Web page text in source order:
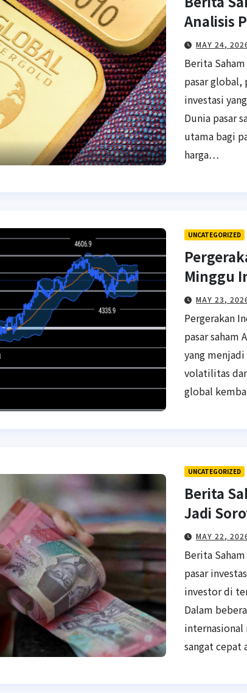
Analisis
MAY 24,
Berita
pasar global,
investasi
Dunia pasar
utama bagi
harga…
UNCATEGORIZED
Minggu
MAY 23,
Pergerakan
pasar saham
yang
volatilitas
global
UNCATEGORIZED
Berita
Jadi
MAY 22,
Berita
pasar
investor di
Dalam
internasional
sangat